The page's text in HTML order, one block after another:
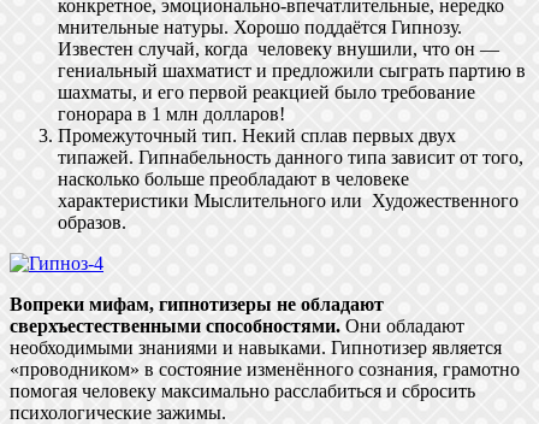
конкретное, эмоционально-впечатлительные, нередко
мнительные натуры. Хорошо поддаётся Гипнозу.
Известен случай, когда человеку внушили, что он —
гениальный шахматист и предложили сыграть партию в
шахматы, и его первой реакцией было требование
гонорара в 1 млн долларов!
Промежуточный тип. Некий сплав первых двух
типажей. Гипнабельность данного типа зависит от того,
насколько больше преобладают в человеке
характеристики Мыслительного или Художественного
образов.
Вопреки мифам, гипнотизеры не обладают
сверхъестественными способностями. Они обладают
необходимыми знаниями и навыками. Гипнотизер является
«проводником» в состояние изменённого сознания, грамотно
помогая человеку максимально расслабиться и сбросить
психологические зажимы.